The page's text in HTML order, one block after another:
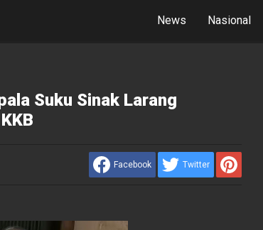
News Nasional
Suku Sinak Larang
Facebook Twitter